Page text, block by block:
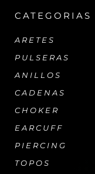
CATEGORIAS
ARETES
PULSERAS
ANILLOS
CADENAS
CHOKER
EARCUFF
PIERCING
TOPOS